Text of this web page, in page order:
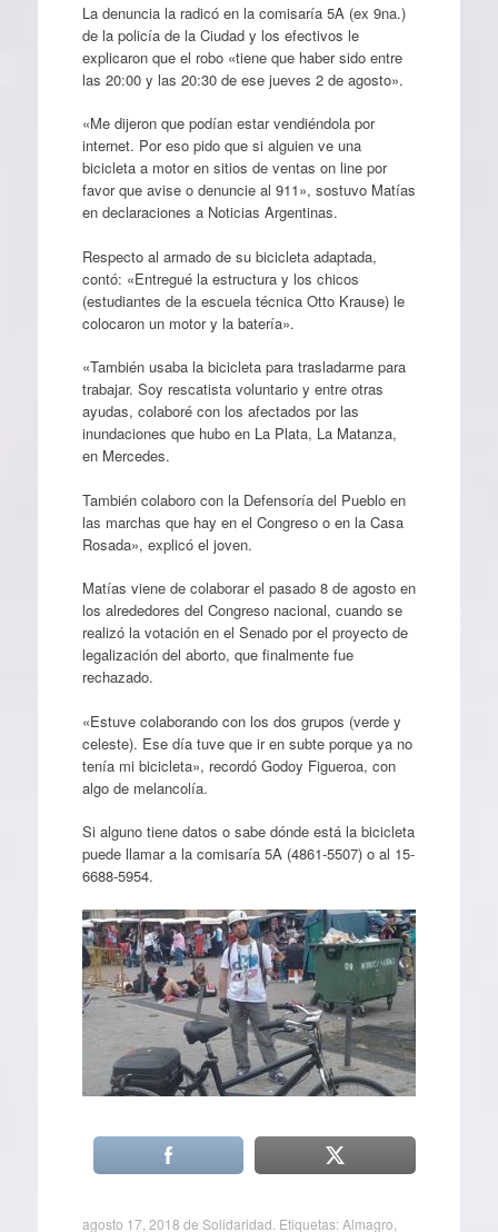
La denuncia la radicó en la comisaría 5A (ex 9na.)
de la policía de la Ciudad y los efectivos le
explicaron que el robo «tiene que haber sido entre
las 20:00 y las 20:30 de ese jueves 2 de agosto».
«Me dijeron que podían estar vendiéndola por
internet. Por eso pido que si alguien ve una
bicicleta a motor en sitios de ventas on line por
favor que avise o denuncie al 911», sostuvo Matías
en declaraciones a Noticias Argentinas.
Respecto al armado de su bicicleta adaptada,
contó: «Entregué la estructura y los chicos
(estudiantes de la escuela técnica Otto Krause) le
colocaron un motor y la batería».
«También usaba la bicicleta para trasladarme para
trabajar. Soy rescatista voluntario y entre otras
ayudas, colaboré con los afectados por las
inundaciones que hubo en La Plata, La Matanza,
en Mercedes.
También colaboro con la Defensoría del Pueblo en
las marchas que hay en el Congreso o en la Casa
Rosada», explicó el joven.
Matías viene de colaborar el pasado 8 de agosto en
los alrededores del Congreso nacional, cuando se
realizó la votación en el Senado por el proyecto de
legalización del aborto, que finalmente fue
rechazado.
«Estuve colaborando con los dos grupos (verde y
celeste). Ese día tuve que ir en subte porque ya no
tenía mi bicicleta», recordó Godoy Figueroa, con
algo de melancolía.
Si alguno tiene datos o sabe dónde está la bicicleta
puede llamar a la comisaría 5A (4861-5507) o al 15-
6688-5954.
agosto 17, 2018 de Solidaridad . Etiquetas:Almagro